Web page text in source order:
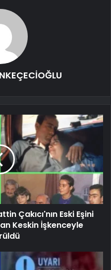
Çakıcı'nın Eski Eşini
Keskin İşkenceyle